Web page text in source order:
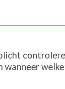
wanneer